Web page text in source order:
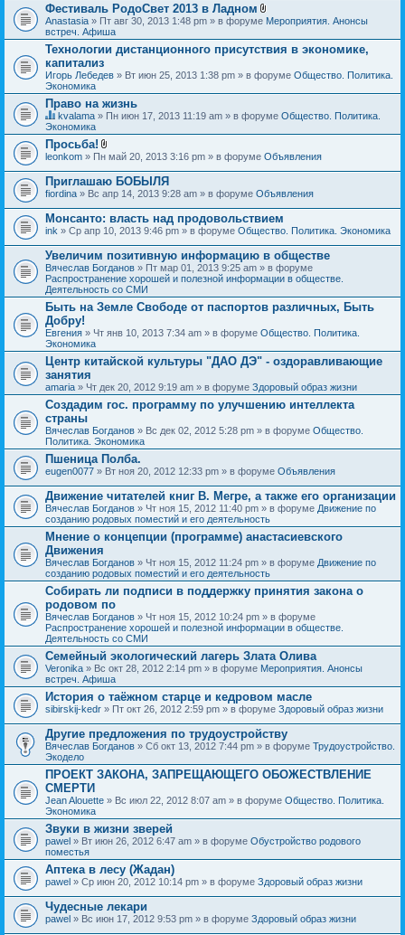
Фестиваль РодоСвет 2013 в Ладном
В
о
ж
н
и
я
Anastasia » Пт авг 30, 2013 1:48 pm » в форуме Мероприятия. Анонсы
встреч. Афиша
Технологии дистанционного присутствия в экономике,
капитализ
Игорь Лебедев » Вт июн 25, 2013 1:38 pm » в форуме Общество. Политика.
Экономика
Право на жизнь
Д
а
н
н
я
т
е
м
а
с
о
д
е
р
ж
и
т
о
п
р
о
с
.
kvalama » Пн июн 17, 2013 11:19 am » в форуме Общество. Политика.
Экономика
Просьба!
В
о
ж
е
н
и
я
leonkom » Пн май 20, 2013 3:16 pm » в форуме Объявления
Приглашаю БОБЫЛЯ
fiordina » Вс апр 14, 2013 9:28 am » в форуме Объявления
Монсанто: власть над продовольствием
ink » Ср апр 10, 2013 9:46 pm » в форуме Общество. Политика. Экономика
Увеличим позитивную информацию в обществе
Вячеслав Богданов » Пт мар 01, 2013 9:25 am » в форуме
Распространение хорошей и полезной информации в обществе.
Деятельность со СМИ
Быть на Земле Свободе от паспортов различных, Быть
Добру!
Евгения » Чт янв 10, 2013 7:34 am » в форуме Общество. Политика.
Экономика
Центр китайской культуры "ДАО ДЭ" - оздоравливающие
занятия
amaria » Чт дек 20, 2012 9:19 am » в форуме Здоровый образ жизни
Создадим гос. программу по улучшению интеллекта
страны
Вячеслав Богданов » Вс дек 02, 2012 5:28 pm » в форуме Общество.
Политика. Экономика
Пшеница Полба.
eugen0077 » Вт ноя 20, 2012 12:33 pm » в форуме Объявления
Движение читателей книг В. Мегре, а также его организации
Вячеслав Богданов » Чт ноя 15, 2012 11:40 pm » в форуме Движение по
созданию родовых поместий и его деятельность
Мнение о концепции (программе) анастасиевского
Движения
Вячеслав Богданов » Чт ноя 15, 2012 11:24 pm » в форуме Движение по
созданию родовых поместий и его деятельность
Собирать ли подписи в поддержку принятия закона о
родовом по
Вячеслав Богданов » Чт ноя 15, 2012 10:24 pm » в форуме
Распространение хорошей и полезной информации в обществе.
Деятельность со СМИ
Семейный экологический лагерь Злата Олива
Veronika » Вс окт 28, 2012 2:14 pm » в форуме Мероприятия. Анонсы
встреч. Афиша
История о таёжном старце и кедровом масле
sibirskij-kedr » Пт окт 26, 2012 2:59 pm » в форуме Здоровый образ жизни
Другие предложения по трудоустройству
Вячеслав Богданов » Сб окт 13, 2012 7:44 pm » в форуме Трудоустройство.
Экодело
ПРОЕКТ ЗАКОНА, ЗАПРЕЩАЮЩЕГО ОБОЖЕСТВЛЕНИЕ
СМЕРТИ
Jean Alouette » Вс июл 22, 2012 8:07 am » в форуме Общество. Политика.
Экономика
Звуки в жизни зверей
pawel » Вт июн 26, 2012 6:47 am » в форуме Обустройство родового
поместья
Аптека в лесу (Жадан)
pawel » Ср июн 20, 2012 10:14 pm » в форуме Здоровый образ жизни
Чудесные лекари
pawel » Вс июн 17, 2012 9:53 pm » в форуме Здоровый образ жизни